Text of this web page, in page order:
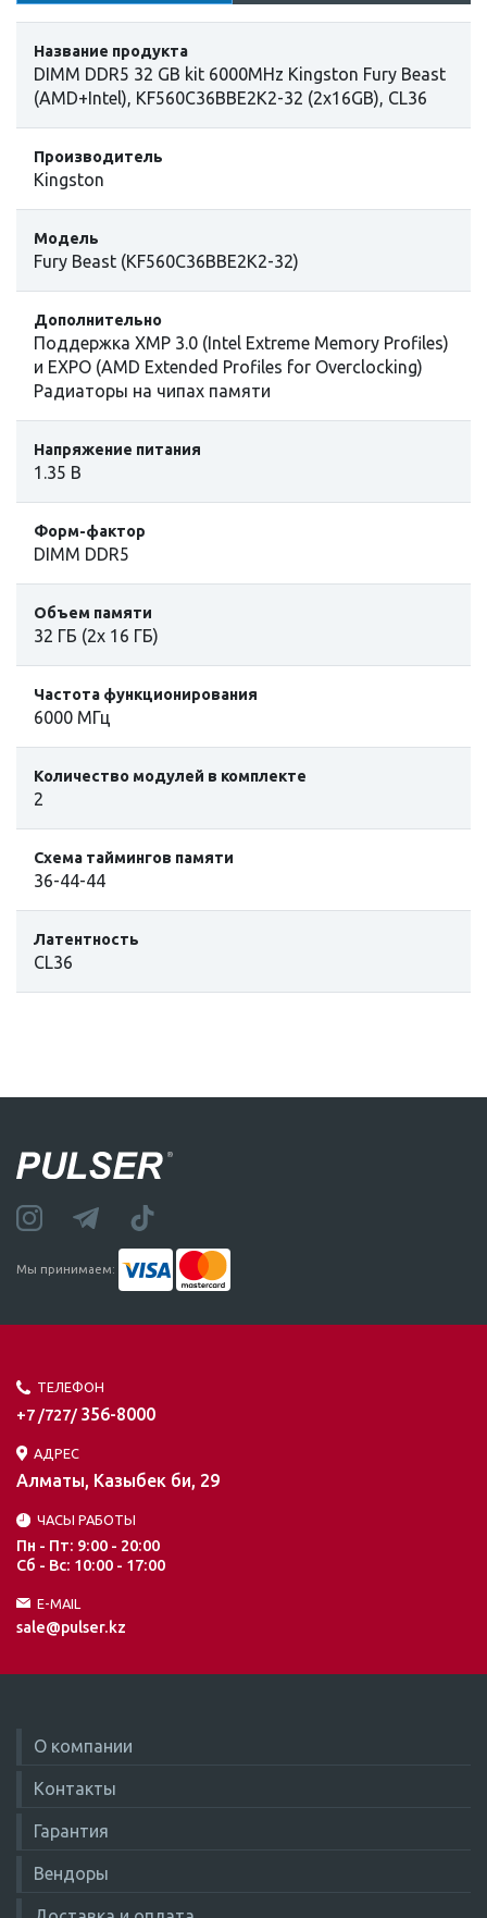
Название продукта
DIMM DDR5 32 GB kit 6000MHz Kingston Fury Beast
(AMD+Intel), KF560C36BBE2K2-32 (2x16GB), CL36
Производитель
Kingston
Модель
Fury Beast (KF560C36BBE2K2-32)
Дополнительно
Поддержка XMP 3.0 (Intel Extreme Memory Profiles)
и EXPO (AMD Extended Profiles for Overclocking)
Радиаторы на чипах памяти
Напряжение питания
1.35 В
Форм-фактор
DIMM DDR5
Объем памяти
32 ГБ (2х 16 ГБ)
Частота функционирования
6000 МГц
Количество модулей в комплекте
2
Схема таймингов памяти
36-44-44
Латентность
CL36
Мы принимаем:
ТЕЛЕФОН
+7 /727/ 356-8000
АДРЕС
Алматы, Казыбек би, 29
ЧАСЫ РАБОТЫ
Пн - Пт: 9:00 - 20:00
Сб - Вс: 10:00 - 17:00
E-MAIL
sale@pulser.kz
О компании
Контакты
Гарантия
Вендоры